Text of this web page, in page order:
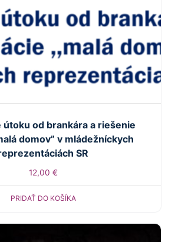
útoku od brankára a riešenie
domov” v mládežníckych
SR
12,00 €
PRIDAŤ DO KOŠÍKA